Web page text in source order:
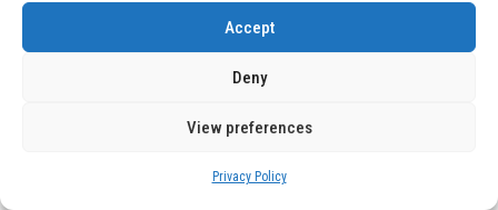
Accept
Deny
View preferences
Privacy Policy
03 BLOG December 24, 2025
GAME se Une a la Oferta de Balizas V16